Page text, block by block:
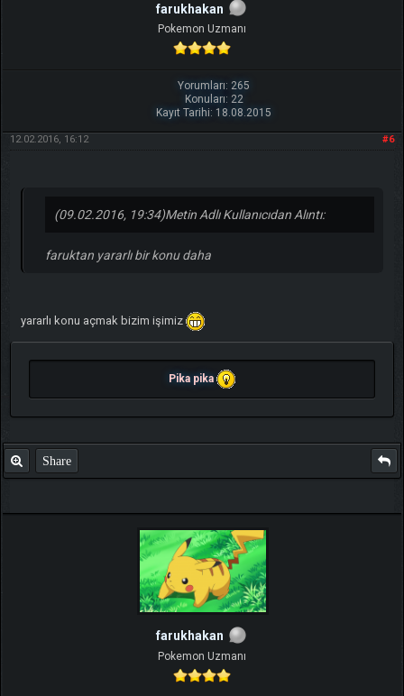
farukhakan
Pokemon Uzmanı
Yorumları: 265
Konuları: 22
Kayıt Tarihi: 18.08.2015
#6
12.02.2016, 16:12
(09.02.2016, 19:34)Metin Adlı Kullanıcıdan Alıntı:
faruktan yararlı bir konu daha
yararlı konu açmak bizim işimiz
Pika pika
Share
farukhakan
Pokemon Uzmanı